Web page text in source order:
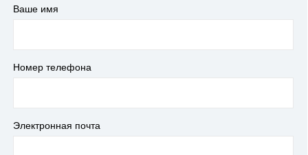
Ваше имя
Номер телефона
Электронная почта